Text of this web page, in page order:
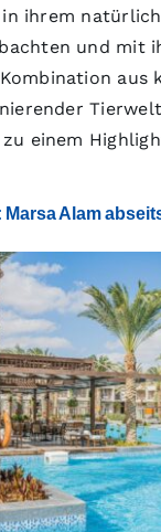
ihrem
und mit
aus
einem
Alam